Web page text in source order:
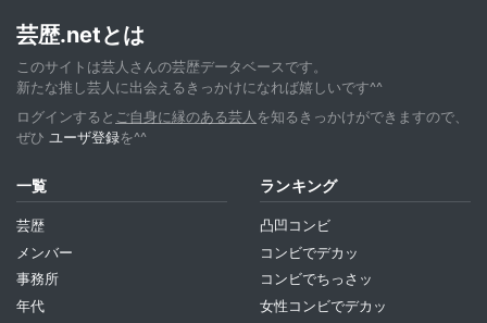
芸歴.netとは
このサイトは芸人さんの芸歴データベースです。
新たな推し芸人に出会えるきっかけになれば嬉しいです^^
ログインすると ご自身に縁のある芸人 を知るきっかけができますので、
ぜひ ユーザ登録を^^
一覧
芸歴
メンバー
事務所
年代
ランキング
凸凹コンビ
コンビでデカッ
コンビでちっさッ
女性コンビでデカッ